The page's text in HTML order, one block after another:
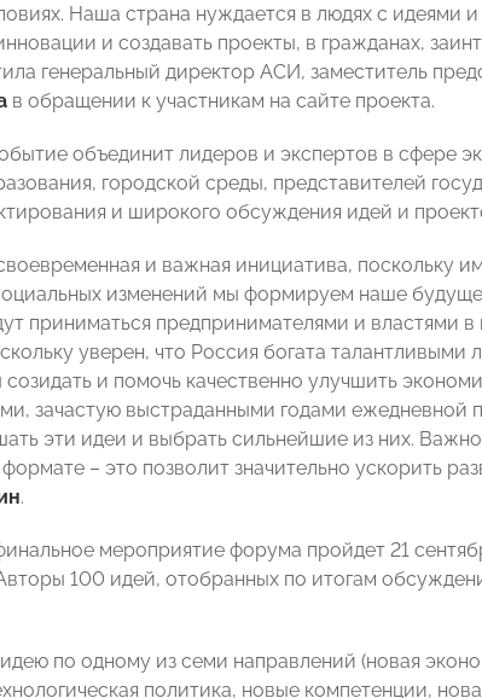
Наша страна нуждается в людях с идеями
и создавать проекты, в гражданах,
генеральный директор АСИ, заместитель
в обращении к участникам на сайте проекта.
объединит лидеров и экспертов в сфере
городской среды, представителей
и широкого обсуждения идей и
и важная инициатива, поскольку
изменений мы формируем наше
приниматься предпринимателями и властями
уверен, что Россия богата
и помочь качественно улучшить
зачастую выстраданными годами ежедневной
эти идеи и выбрать сильнейшие из них.
– это позволит значительно ускорить
.
мероприятие форума пройдет 21
100 идей, отобранных по итогам
по одному из семи направлений (новая
политика, новые компетенции,